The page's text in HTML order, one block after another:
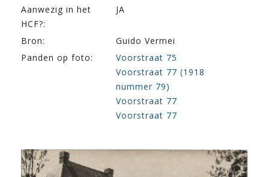
Aanwezig in het
HCF?:
JA
Bron:
Guido Vermei
Panden op foto:
Voorstraat 75
Voorstraat 77 (1918
nummer 79)
Voorstraat 77
Voorstraat 77